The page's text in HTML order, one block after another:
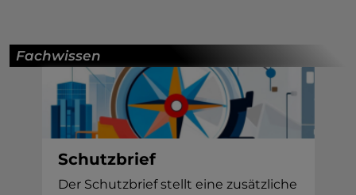
Fachwissen
Schutzbrief
Der Schutzbrief stellt eine zusätzliche